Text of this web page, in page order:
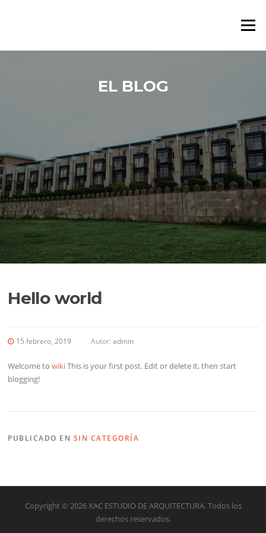
Menú
EL BLOG
Hello world
15 febrero, 2019 Autor:admin
Welcome towikiThis is your first post. Edit or delete it, then start
blogging!
PUBLICADO EN SIN CATEGORÍA
Copyright © 2026 XAC ESTUDIO DE ARQUITECTURA. Todos los
derechos reservados.